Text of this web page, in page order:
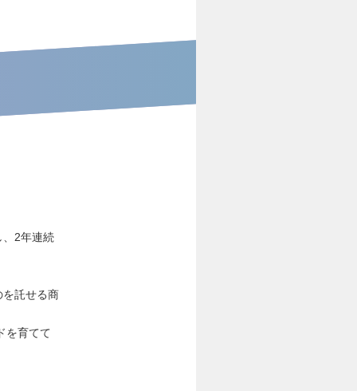
、2年連続
を託せる商
を育てて